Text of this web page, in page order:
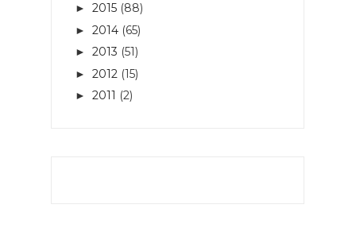
► 2015 (88)
► 2014 (65)
► 2013 (51)
► 2012 (15)
► 2011 (2)